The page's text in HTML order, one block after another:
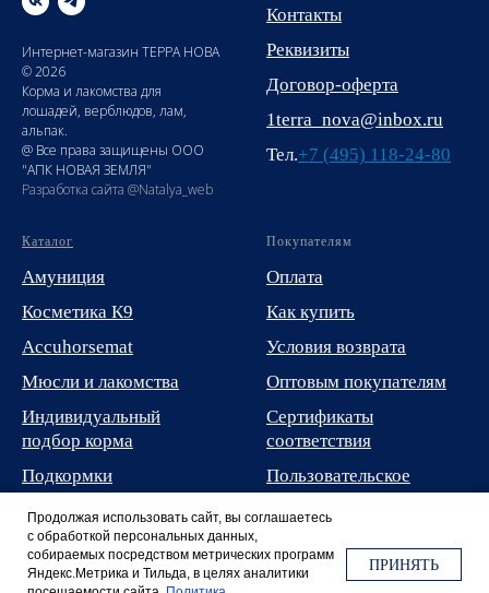
Продолжая использовать сайт, вы соглашаетесь
с обработкой персональных данных,
собираемых посредством метрических программ
Яндекс.Метрика и Тильда, в целях аналитики
ПРИНЯТЬ
Интернет-магазин ТЕРРА НОВА
© 2026
Корма и лакомства для
лошадей, верблюдов, лам,
альпак.
@ Все права защищены ООО
"АПК НОВАЯ ЗЕМЛЯ"
Разработка сайта @Natalya_web
Контакты
Реквизиты
Договор-оферта
1terra_nova@inbox.ru
Тел.+7 (495) 118-24-80
Каталог
Амуниция
Косметика К9
Accuhorsemat
Мюсли и лакомства
Индивидуальный
подбор корма
Подкормки
Условия доставки
Покупателям
Оплата
Как купить
Условия возврата
Оптовым покупателям
Сертификаты
соответствия
Пользовательское
соглашение
персональных данных